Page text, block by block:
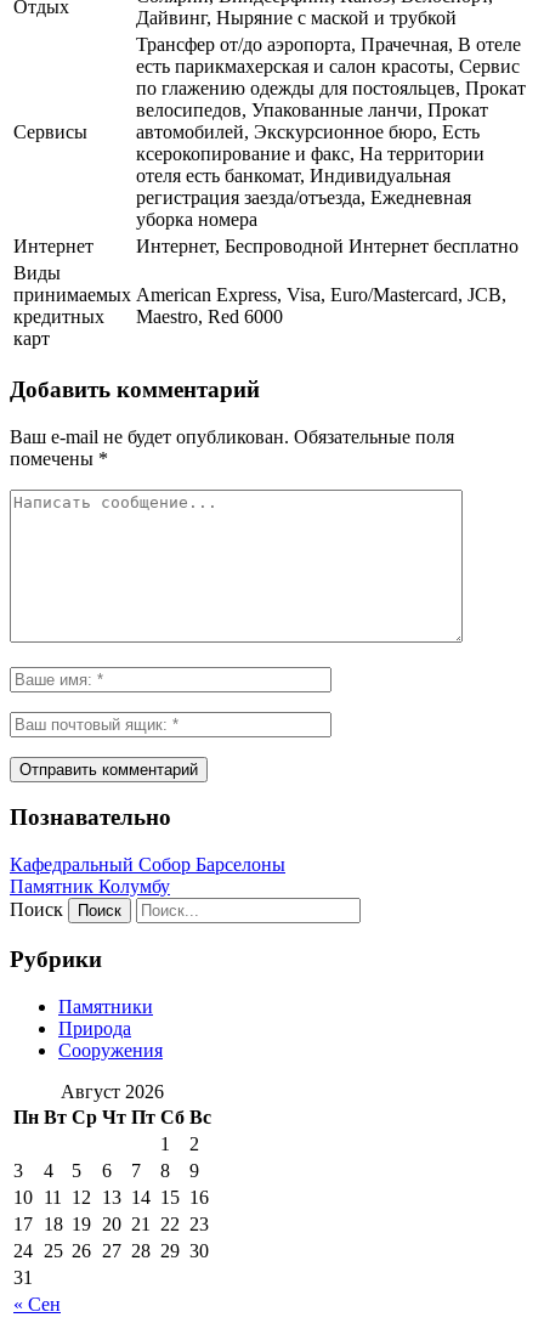
Отдых
Дайвинг, Ныряние с маской и трубкой
Сервисы
Трансфер от/до аэропорта, Прачечная, В отеле
есть парикмахерская и салон красоты, Сервис
по глажению одежды для постояльцев, Прокат
велосипедов, Упакованные ланчи, Прокат
автомобилей, Экскурсионное бюро, Есть
ксерокопирование и факс, На территории
отеля есть банкомат, Индивидуальная
регистрация заезда/отъезда, Ежедневная
уборка номера
Интернет
Интернет, Беспроводной Интернет бесплатно
Виды
принимаемых
кредитных
карт
American Express, Visa, Euro/Mastercard, JCB,
Maestro, Red 6000
Добавить комментарий
Ваш e-mail не будет опубликован. Обязательные поля
помечены *
Познавательно
Кафeдрaльный Собор Барселоны
Пaмятник Колумбу
Поиск
Рубрики
Памятники
Природа
Сооружения
Август 2026
Пн Вт Ср Чт Пт Сб Вс
« Сен
1
2
3
4 5 6 7 8
9
10 11 12 13 14 15 16
17 18 19 20 21 22 23
24 25 26 27 28 29 30
31